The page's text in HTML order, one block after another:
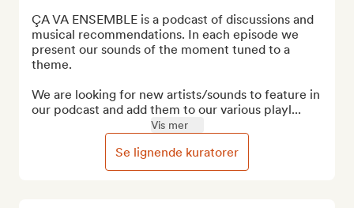
ÇA VA ENSEMBLE is a podcast of discussions and
musical recommendations. In each episode we
present our sounds of the moment tuned to a
theme.
We are looking for new artists/sounds to feature in
our podcast and add them to our various playl...
Vis mer
Se lignende kuratorer